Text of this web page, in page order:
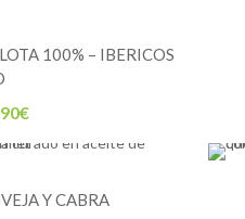
100% – IBERICOS
€
Y CABRA